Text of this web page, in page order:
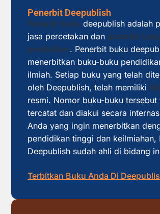
Penerbit Deepublish
Penerbit buku deepublish adalah
jasa percetakan dan penerbit buku
pendidikan. Penerbit buku
menerbitkan buku-buku
ilmiah. Setiap buku yang telah
oleh Deepublish, telah memiliki
resmi. Nomor buku-buku tersebut
tercatat dan diakui secara
Anda yang ingin menerbitkan
pendidikan tinggi dan keilmiahan,
Deepublish sudah ahli di bidang
Terbitkan Buku Anda Di